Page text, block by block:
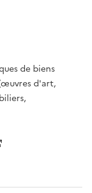
de biens
d'art,